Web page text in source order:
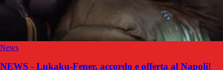
News
NEWS - Lukaku-Fener, accordo e offerta al Napoli!